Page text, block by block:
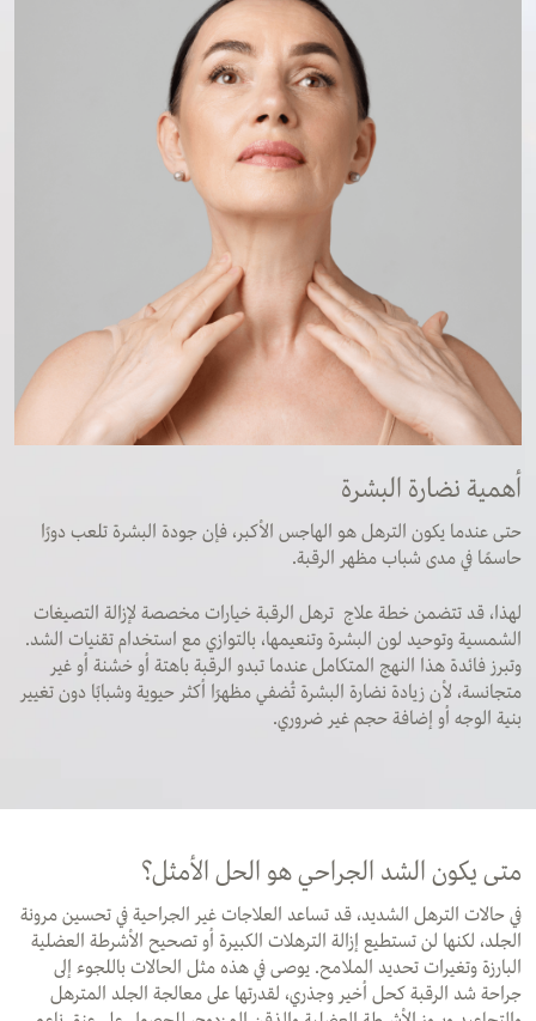
أهمية نضارة البشرة
حتى عندما يكون الترهل هو الهاجس الأكبر، فإن جودة البشرة تلعب دورًا
حاسمًا في مدى شباب مظهر الرقبة.
لهذا، قد تتضمن خطة علاج ترهل الرقبة خيارات مخصصة لإزالة التصيغات
الشمسية وتوحيد لون البشرة وتنعيمها، بالتوازي مع استخدام تقنيات الشد.
وتبرز فائدة هذا النهج المتكامل عندما تبدو الرقبة باهتة أو خشنة أو غير
متجانسة، لأن زيادة نضارة البشرة تُضفي مظهرًا أكثر حيوية وشبابًا دون تغيير
بنية الوجه أو إضافة حجم غير ضروري.
متى يكون الشد الجراحي هو الحل الأمثل؟
في حالات الترهل الشديد، قد تساعد العلاجات غير الجراحية في تحسين مرونة
الجلد، لكنها لن تستطيع إزالة الترهلات الكبيرة أو تصحيح الأشرطة العضلية
البارزة وتغيرات تحديد الملامح. يوصى في هذه مثل الحالات باللجوء إلى
جراحة شد الرقبة كحل أخير وجذري، لقدرتها على معالجة الجلد المترهل